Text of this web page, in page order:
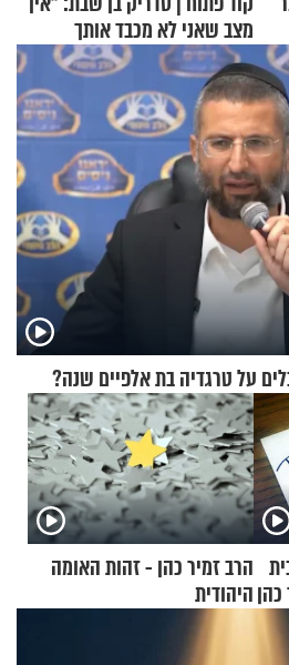
מצב שאני לא מכבד אותך
בבוקר בהנחת תפילין"
על טרגדיה בת אלפיים שנה?
הרב זמיר כהן - זהות האומה
היהודית